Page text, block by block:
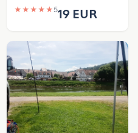
★ ★ ★ ★ ★519 EUR